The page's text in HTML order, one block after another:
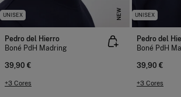
UNISEX NEW
Pedro del Hierro
Boné PdH Madring
39,90 €
+3 Cores
UNISEX
Pedro del
Boné PdH
39,90 €
+3 Cores